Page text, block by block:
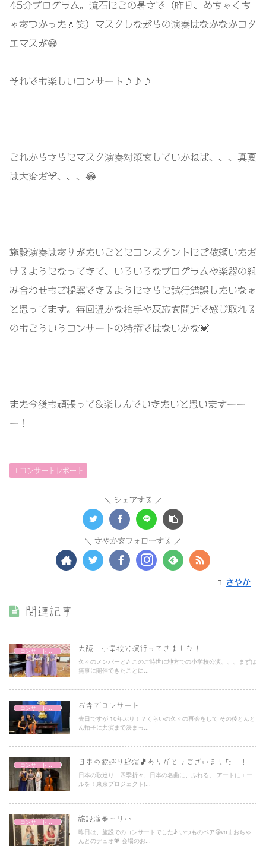
45分プログラム。流石にこの暑さで（昨日、めちゃくち
ゃあつかった💧笑）マスクしながらの演奏はなかなかコタ
エマスが😅
それでも楽しいコンサート♪♪♪
これからさらにマスク演奏対策をしていかねば、、、真夏
は大変だぞ、、、😂
施設演奏はありがたいことにコンスタントにご依頼いただ
けるようになってきて、いろいろなプログラムや楽器の組
み合わせもご提案できるようにさらに試行錯誤したいなぁ
と思ってます。毎回温かな拍手や反応を間近で感じ取れる
のもこういうコンサートの特権ではないかな💓
また今後も頑張って&楽しんでいきたいと思いますーー
ー！
コンサートレポート
シェアする
さやかをフォローする
さやか
関連記事
コンサートレポート 大阪 小学校公演行ってきました！
久々のメンバーと♪ このご時世に地方での小学校公演、、、まずは
無事に開催できたことに...
コンサートレポート お寺でコンサート
先日ですが 10年ぶり！？くらいの久々の再会をして その後とんと
ん拍子に共演まで決まっ...
コンサートレポート 日本の歌巡り終演🎵ありがとうございました！！
日本の歌巡り 四季折々、日本の名曲に、ふれる。 アートにエー
ルを！東京プロジェクト(...
コンサートレポート 施設演奏〜リハ
昨日は、施設でのコンサートでした♪ いつものペア😀vnまおちゃ
んとのデュオ💖 会場のお...